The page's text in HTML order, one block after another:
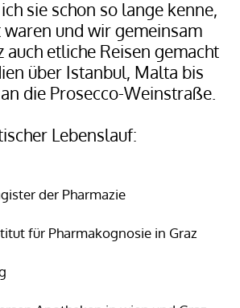
sie schon so lange kenne,
und wir gemeinsam
auch etliche Reisen gemacht
über Istanbul, Malta bis
die Prosecco-Weinstraße.
Lebenslauf:
der Pharmazie
für Pharmakognosie in Graz